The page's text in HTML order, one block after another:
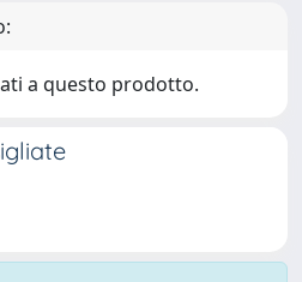
a questo prodotto.